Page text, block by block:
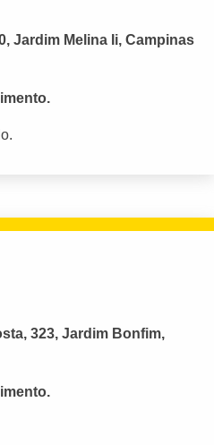
Jardim Melina Ii, Campinas
323, Jardim Bonfim,